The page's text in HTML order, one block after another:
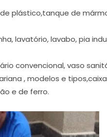
de plástico,tanque de
lavatório, lavabo, pia
convencional, vaso
, modelos e
e de ferro.